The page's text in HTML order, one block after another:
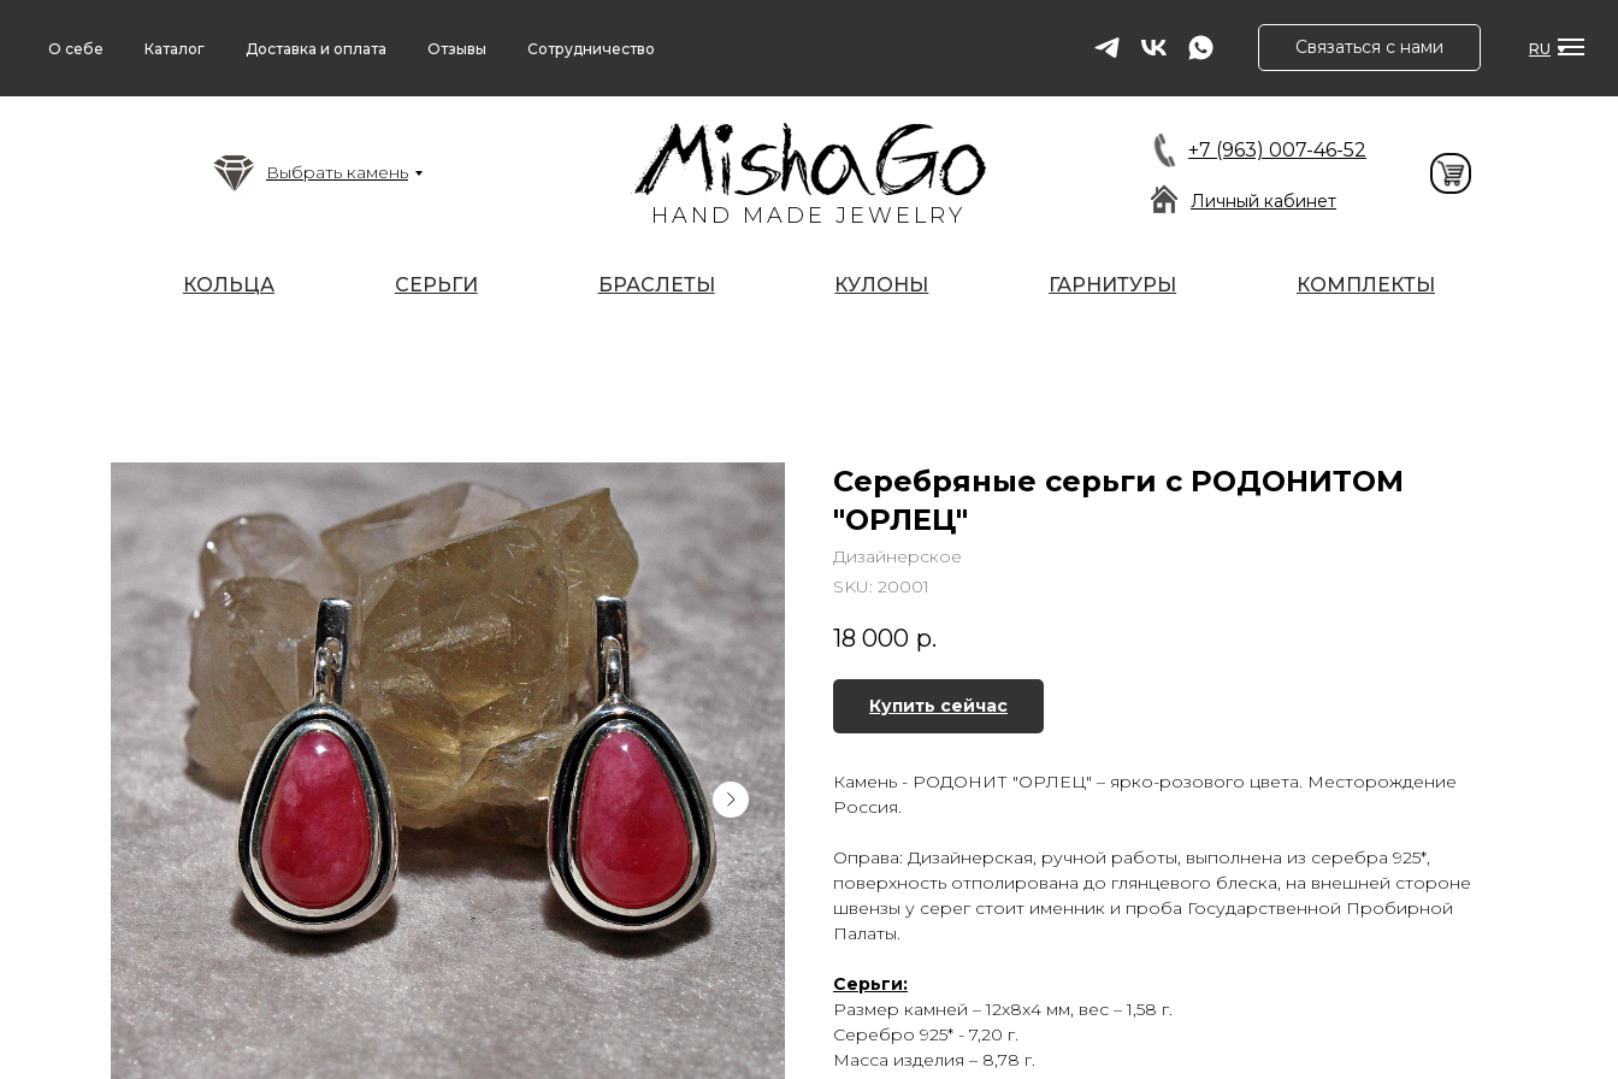
О себе Каталог Доставка и оплата Отзывы Сотрудничество Связаться с нами RU
HAND MADE JEWELRY
+7 (963) 007-46-52
Выбрать камень
Личный кабинет
КОЛЬЦА СЕРЬГИ БРАСЛЕТЫ КУЛОНЫ ГАРНИТУРЫ КОМПЛЕКТЫ
Серебряные серьги с РОДОНИТОМ
"ОРЛЕЦ"
Дизайнерское
SKU: 20001
18 000 р.
Купить сейчас
Камень - РОДОНИТ "ОРЛЕЦ" – ярко-розового цвета. Месторождение
Россия.
Оправа: Дизайнерская, ручной работы, выполнена из серебра 925*,
поверхность отполирована до глянцевого блеска, на внешней стороне
швензы у серег стоит именник и проба Государственной Пробирной
Палаты.
Серьги:
Размер камней – 12х8х4 мм, вес – 1,58 г.
Серебро 925* - 7,20 г.
Масса изделия – 8,78 г.